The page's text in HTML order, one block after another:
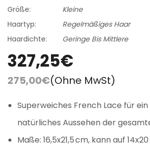
Größe:
Kleine
Haartyp:
Regelmäßiges Haar
Haardichte:
Geringe Bis Mittlere
327,25€
275,00€(Ohne MwSt)
Superweiches French Lace für
natürliches Aussehen der
Maße: 16,5x21,5 cm, kann auf